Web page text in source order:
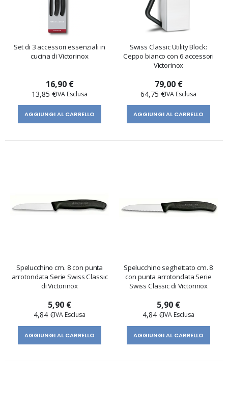
Set di 3 accessori essenziali in
cucina di Victorinox
16,90 €
13,85 €
AGGIUNGI AL CARRELLO
Swiss Classic Utility Block:
Ceppo bianco con 6 accessori
Victorinox
79,00 €
64,75 €
AGGIUNGI AL CARRELLO
Spelucchino cm. 8 con punta
arrotondata Serie Swiss Classic
di Victorinox
5,90 €
4,84 €
AGGIUNGI AL CARRELLO
Spelucchino seghettato cm. 8
con punta arrotondata Serie
Swiss Classic di Victorinox
5,90 €
4,84 €
AGGIUNGI AL CARRELLO